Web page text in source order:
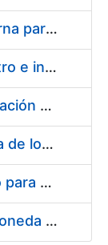
Servicios de una empresa externa para el asesoramiento y resolución de los recursos de alzada que se presentan relacionados con procesos de selección para la FNMT-RCM
Acuerdo marco para el suministro e instalación de persianas, estores y otros complementos
Servicio de Calibración y Verificación Externa de los Equipos de Medición del Servicio de Prevención de la FNMT-RCM
Conexión mediante Fibra Óptica de los Centros de Proceso de Datos (CPDs) de las sedes de la FNMT-RCM de Burgos y Madrid
Contratación de acuerdo marco para el Suministro de Material de Electricidad para la Fábrica Nacional de Moneda y Timbre-Real Casa de la Moneda en su centro de trabajo de Burgos
Suministro de estuches para moneda de 30 €